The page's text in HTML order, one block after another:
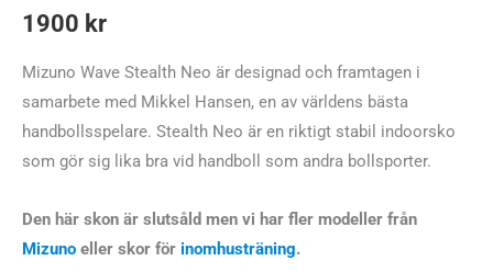
1900 kr
Mizuno Wave Stealth Neo är designad och framtagen i
samarbete med Mikkel Hansen, en av världens bästa
handbollsspelare. Stealth Neo är en riktigt stabil indoorsko
som gör sig lika bra vid handboll som andra bollsporter.
Den här skon är slutsåld men vi har fler modeller från
Mizuno eller skor för inomhusträning.